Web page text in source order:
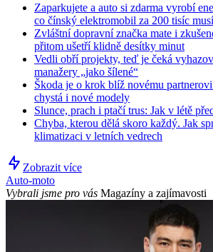
Zaparkujete a auto si zdarma vyrobí
co čínský elektromobil za 200 tisíc
Zvláštní dopravní značka mate i
přitom ušetří klidně desítky minut
Vedli obří projekty, teď je čeká
manažery „jako šílené“
Škoda je o krok blíž novému
chystá i nové modely
Slunce, prach i ptačí trus: Jak v létě
Chyba, kterou dělá skoro každý. Jak
klimatizaci v letních vedrech
Zobrazit více
Auto-moto
Vybrali jsme pro vás Magazíny a zajímavosti